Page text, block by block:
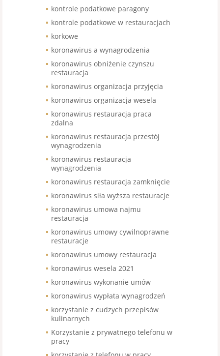
kontrole podatkowe paragony
kontrole podatkowe w restauracjach
korkowe
koronawirus a wynagrodzenia
koronawirus obniżenie czynszu
restauracja
koronawirus organizacja przyjęcia
koronawirus organizacja wesela
koronawirus restauracja praca
zdalna
koronawirus restauracja przestój
wynagrodzenia
koronawirus restauracja
wynagrodzenia
koronawirus restauracja zamknięcie
koronawirus siła wyższa restauracje
koronawirus umowa najmu
restauracja
koronawirus umowy cywilnoprawne
restauracje
koronawirus umowy restauracja
koronawirus wesela 2021
koronawirus wykonanie umów
koronawirus wypłata wynagrodzeń
korzystanie z cudzych przepisów
kulinarnych
Korzystanie z prywatnego telefonu w
pracy